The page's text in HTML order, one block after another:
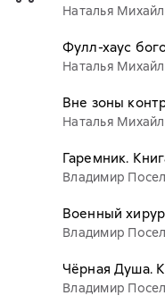
Наталья
Фулл-хаус
Наталья
Вне зоны
Наталья
Гаремник.
Владимир
Военный
Владимир
Чёрная Душа.
Владимир